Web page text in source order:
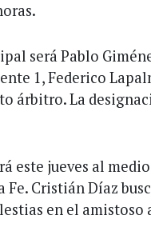
será Pablo
1, Federico
árbitro. La
este jueves al
Fe. Cristián Díaz
en el amistoso